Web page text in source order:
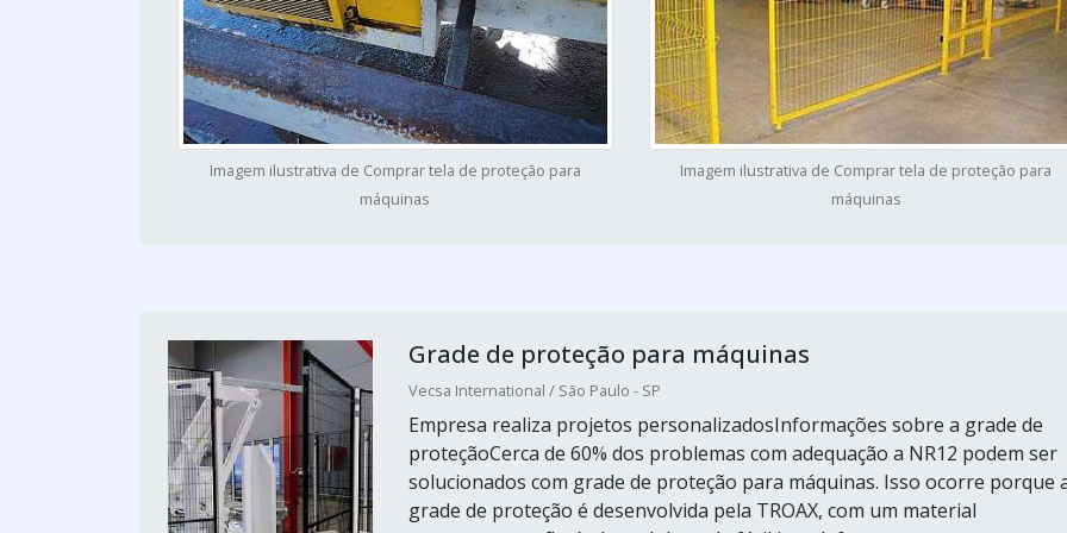
Imagem ilustrativa de Comprar tela de proteção para
máquinas
Imagem ilustrativa de Comprar tela de proteção para
máquinas
Grade de proteção para máquinas
Vecsa International / São Paulo - SP
Empresa realiza projetos personalizadosInformações sobre a grade de
proteçãoCerca de 60% dos problemas com adequação a NR12 podem ser
solucionados com grade de proteção para máquinas. Isso ocorre porque
grade de proteção é desenvolvida pela TROAX, com um material